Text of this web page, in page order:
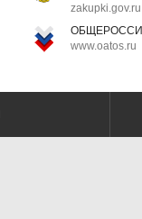
zakupki.gov.ru
www.oatos.ru